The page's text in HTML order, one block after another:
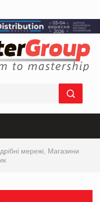
мережі, Магазини